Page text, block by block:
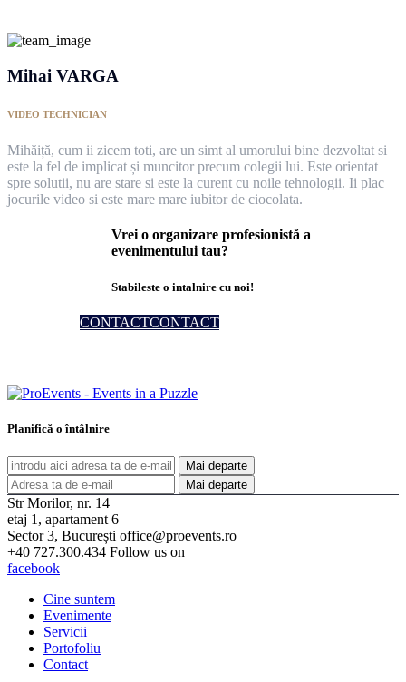
Mihai VARGA
VIDEO TECHNICIAN
Mihăiță, cum ii zicem toti, are un simt al umorului bine dezvoltat si
este la fel de implicat și muncitor precum colegii lui. Este orientat
spre solutii, nu are stare si este la curent cu noile tehnologii. Ii plac
jocurile video si este mare mare iubitor de ciocolata.
Vrei o organizare profesionistă a
evenimentului tau?
Stabileste o intalnire cu noi!
CONTACTCONTACT
Planifică o întâlnire
Str Morilor, nr. 14
etaj 1, apartament 6
Sector 3, București office@proevents.ro
+40 727.300.434 Follow us on
facebook
Cine suntem
Evenimente
Servicii
Portofoliu
Contact